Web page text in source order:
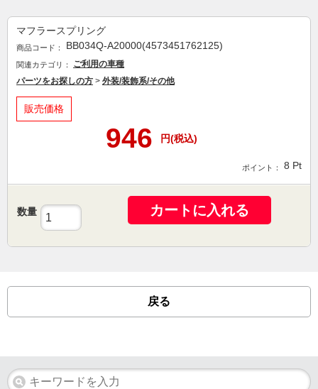
マフラースプリング
商品コード： BB034Q-A20000(4573451762125)
関連カテゴリ：
ご利用の車種
パーツをお探しの方 > 外装/装飾系/その他
販売価格
946 円(税込)
ポイント： 8 Pt
数量 カートに入れる
戻る